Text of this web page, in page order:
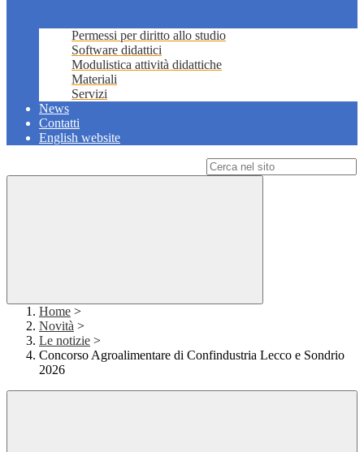
Permessi per diritto allo studio
Software didattici
Modulistica attività didattiche
Materiali
Servizi
News
Contatti
English website
Home >
Novità >
Le notizie >
Concorso Agroalimentare di Confindustria Lecco e Sondrio
2026